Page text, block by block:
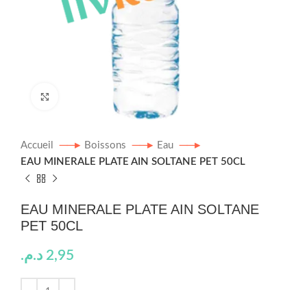
Accueil Boissons
Eau
EAU MINERALE PLATE AIN SOLTANE PET 50CL
EAU MINERALE PLATE AIN SOLTANE
PET 50CL
2,95 د.م.